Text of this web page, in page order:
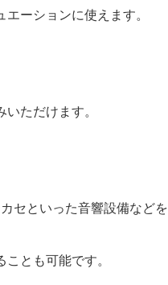
ーションに使えます。
ただけます。
セといった音響設備などを
とも可能です。